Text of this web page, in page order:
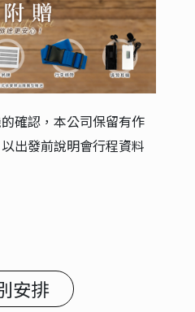
確認，本公司保留有作
出發前說明會行程資料
安排